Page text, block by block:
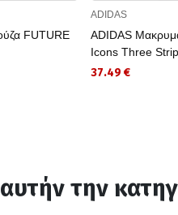
FUTURE
ADIDAS
ADIDAS
Icons Three
37.49 €
την